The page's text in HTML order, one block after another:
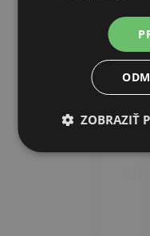
ZOBRAZIŤ